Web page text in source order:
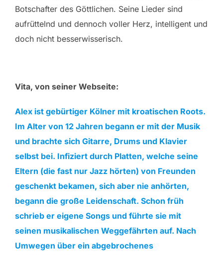
Botschafter des Göttlichen. Seine Lieder sind
aufrüttelnd und dennoch voller Herz, intelligent und
doch nicht besserwisserisch.
Vita, von seiner Webseite:
Alex ist gebürtiger Kölner mit kroatischen Roots.
Im Alter von 12 Jahren begann er mit der Musik
und brachte sich Gitarre, Drums und Klavier
selbst bei. Infiziert durch Platten, welche seine
Eltern (die fast nur Jazz hörten) von Freunden
geschenkt bekamen, sich aber nie anhörten,
begann die große Leidenschaft. Schon früh
schrieb er eigene Songs und führte sie mit
seinen musikalischen Weggefährten auf. Nach
Umwegen über ein abgebrochenes